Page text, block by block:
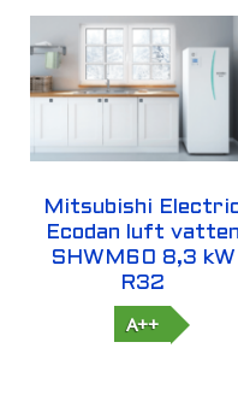
Mitsubishi
Ecodan luft vatten
SHWM60 8,3 kW
R32
A++